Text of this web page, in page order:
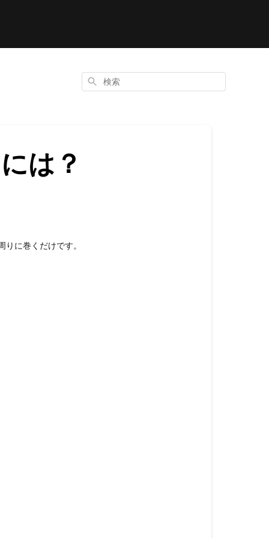
検
索
は？
に巻くだけです。